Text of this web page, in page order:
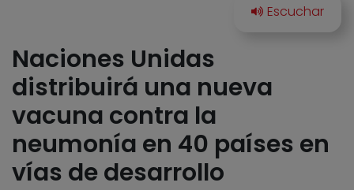
Naciones Unidas
distribuirá una nueva
vacuna contra la
neumonía en 40 países en
vías de desarrollo